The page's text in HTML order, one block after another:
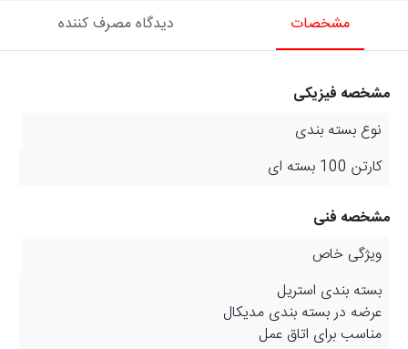
مشخصات دیدگاه مصرف کننده
مشخصه فیزیکی
نوع بسته بندی
کارتن 100 بسته ای
مشخصه فنی
ویژگی خاص
بسته بندی استریل
عرضه در بسته بندی مدیکال
مناسب برای اتاق عمل